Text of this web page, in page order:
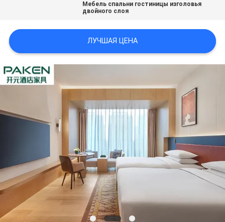
Мебель спальни гостиницы изголовья
двойного слоя
ЛУЧШАЯ ЦЕНА